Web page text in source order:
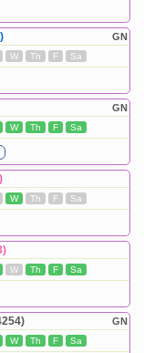
GN
W Th F Sa
GN
W Th F Sa
W Th F Sa
W Th F Sa
GN
W Th F Sa